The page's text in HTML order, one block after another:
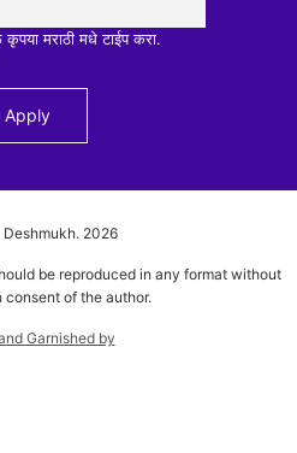
मराठी मधे टाईप करा.
2026
be reproduced in any format without
of the author.
Garnished by